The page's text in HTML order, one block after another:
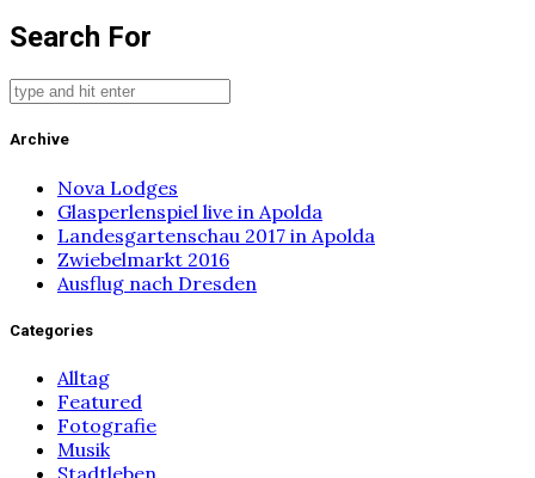
Search For
Archive
Nova Lodges
Glasperlenspiel live in Apolda
Landesgartenschau 2017 in Apolda
Zwiebelmarkt 2016
Ausflug nach Dresden
Categories
Alltag
Featured
Fotografie
Musik
Stadtleben